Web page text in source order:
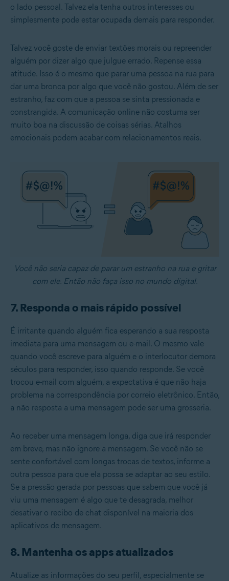
o lado pessoal. Talvez ela tenha outros interesses ou
simplesmente pode estar ocupada demais para responder.
Talvez você goste de enviar textões morais ou repreender
alguém por dizer algo que julgue errado. Repense essa
atitude. Isso é o mesmo que parar uma pessoa na rua para
dar uma bronca por algo que você não gostou. Além de ser
estranho, faz com que a pessoa se sinta pressionada e
constrangida. A comunicação online não costuma ser
muito boa na discussão de coisas sérias. Atalhos
emocionais podem acabar com relacionamentos reais.
Você não seria capaz de parar um estranho na rua e gritar
com ele. Então não faça isso no mundo digital.
7. Responda o mais rápido possível
É irritante quando alguém fica esperando a sua resposta
imediata para uma mensagem ou e-mail. O mesmo vale
quando você escreve para alguém e o interlocutor demora
séculos para responder, isso quando responde. Se você
trocou e-mail com alguém, a expectativa é que não haja
problema na correspondência por correio eletrônico. Então,
a não resposta a uma mensagem pode ser uma grosseria.
Ao receber uma mensagem longa, diga que irá responder
em breve, mas não ignore a mensagem. Se você não se
sente confortável com longas trocas de textos, informe a
outra pessoa para que ela possa se adaptar ao seu estilo.
Se a pressão gerada por pessoas que sabem que você já
viu uma mensagem é algo que te desagrada, melhor
desativar o recibo de chat disponível na maioria dos
aplicativos de mensagem.
8. Mantenha os apps atualizados
Atualize as informações do seu perfil, especialmente se